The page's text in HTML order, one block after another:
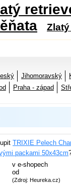
Jihomoravský
Praha - západ
TRIXIE Pelech
packami 50x43cm
v e-shopech
od
(Zdroj: Heureka.cz)